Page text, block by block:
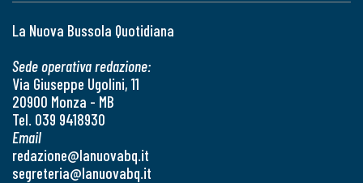
La Nuova Bussola Quotidiana
Sede operativa redazione:
Via Giuseppe Ugolini, 11
20900 Monza - MB
Tel. 039 9418930
Email
redazione@lanuovabq.it
segreteria@lanuovabq.it